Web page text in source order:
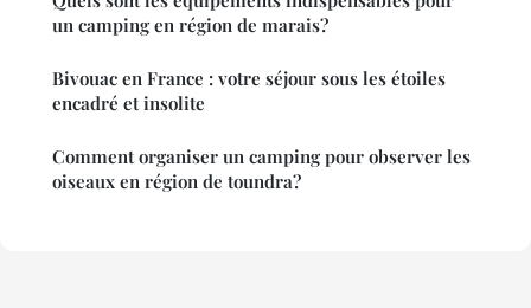
un camping en région de marais?
Bivouac en France : votre séjour sous les étoiles
encadré et insolite
Comment organiser un camping pour observer les
oiseaux en région de toundra?